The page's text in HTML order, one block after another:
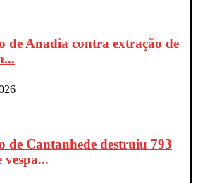
de Anadia contra extração de
de Cantanhede destruiu 793
vespa...